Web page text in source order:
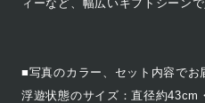
ィーなど、幅広いギフトシーン
■写真のカラー、セット内容でお
浮遊状態のサイズ：直径約43cm